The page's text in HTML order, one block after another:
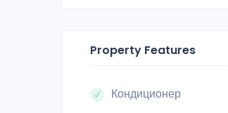
Property Features
Кондиционер